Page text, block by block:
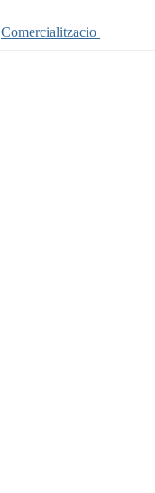
Comercialitzacio